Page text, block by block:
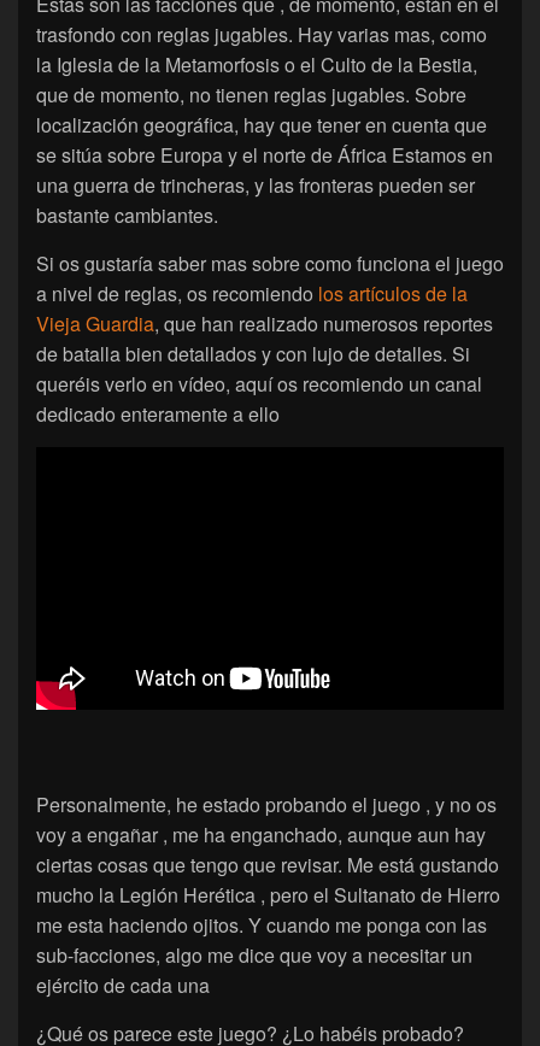
trasfondo con reglas jugables. Hay varias mas, como
la Iglesia de la Metamorfosis o el Culto de la Bestia,
que de momento, no tienen reglas jugables. Sobre
localización geográfica, hay que tener en cuenta que
se sitúa sobre Europa y el norte de África Estamos en
una guerra de trincheras, y las fronteras pueden ser
bastante cambiantes.
Si os gustaría saber mas sobre como funciona el juego
a nivel de reglas, os recomiendo los artículos de la
Vieja Guardia, que han realizado numerosos reportes
de batalla bien detallados y con lujo de detalles. Si
queréis verlo en vídeo, aquí os recomiendo un canal
dedicado enteramente a ello
Personalmente, he estado probando el juego , y no os
voy a engañar , me ha enganchado, aunque aun hay
ciertas cosas que tengo que revisar. Me está gustando
mucho la Legión Herética , pero el Sultanato de Hierro
me esta haciendo ojitos. Y cuando me ponga con las
sub-facciones, algo me dice que voy a necesitar un
ejército de cada una
¿Qué os parece este juego? ¿Lo habéis probado?